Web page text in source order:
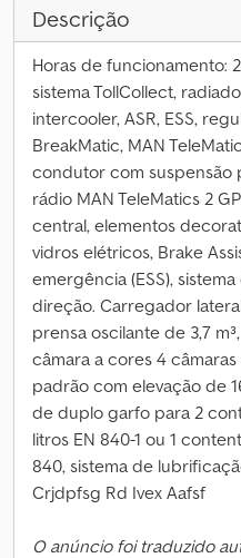
Descrição
Horas de funcionamento:
sistema TollCollect,
intercooler, ASR, ESS,
BreakMatic, MAN
condutor com suspensão
rádio MAN TeleMatics 2
central, elementos
vidros elétricos, Brake
emergência (ESS),
direção. Carregador
prensa oscilante de 3,7
câmara a cores 4
padrão com elevação de
de duplo garfo para 2
litros EN 840-1 ou 1
840, sistema de
Crjdpfsg Rd Ivex Aafsf
O anúncio foi traduzido